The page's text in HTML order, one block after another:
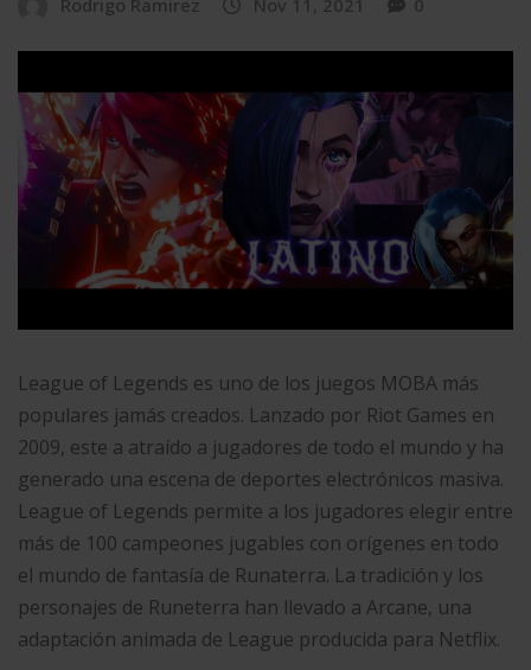
Rodrigo Ramirez Nov 11, 2021 0
League of Legends es uno de los juegos MOBA más
populares jamás creados. Lanzado por Riot Games en
2009, este a atraído a jugadores de todo el mundo y ha
generado una escena de deportes electrónicos masiva.
League of Legends permite a los jugadores elegir entre
más de 100 campeones jugables con orígenes en todo
el mundo de fantasía de Runaterra. La tradición y los
personajes de Runeterra han llevado a Arcane, una
adaptación animada de League producida para Netflix.